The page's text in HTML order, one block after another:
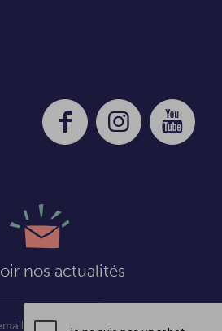
nos actualités